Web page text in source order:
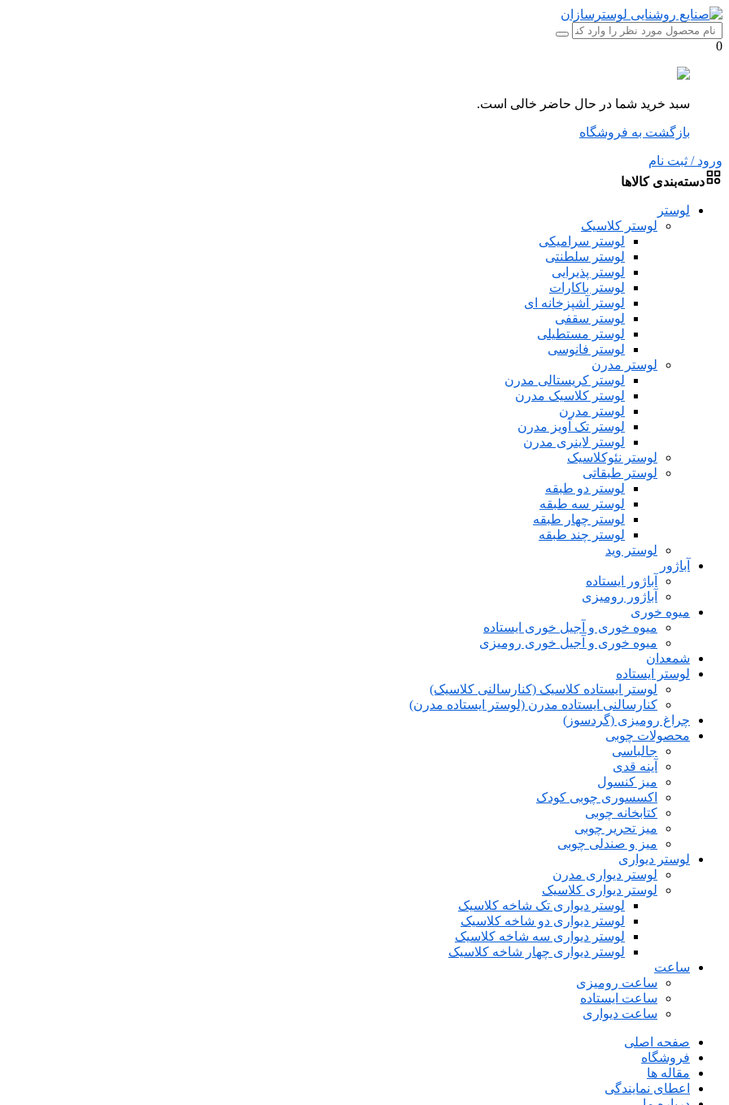
0
سبد خرید شما در حال حاضر خالی است.
بازگشت به فروشگاه
ورود / ثبت نام
دسته‌بندی کالاها
لوستر
لوستر کلاسیک
لوستر سرامیکی
لوستر سلطنتی
لوستر پذیرایی
لوستر باکارات
لوستر آشپزخانه ای
لوستر سقفی
لوستر مستطیلی
لوستر فانوسی
لوستر مدرن
لوستر کریستالی مدرن
لوستر کلاسیک مدرن
لوستر مدرن
لوستر تک آویز مدرن
لوستر لاینری مدرن
لوستر نئوکلاسیک
لوستر طبقاتی
لوستر دو طبقه
لوستر سه طبقه
لوستر چهار طبقه
لوستر چند طبقه
لوستر وید
آباژور
آباژور ایستاده
آباژور رومیزی
میوه خوری
میوه خوری و آجیل خوری ایستاده
میوه خوری و آجیل خوری رومیزی
شمعدان
لوستر ایستاده
لوستر ایستاده کلاسیک (کنارسالنی کلاسیک)
کنارسالنی ایستاده مدرن (لوستر ایستاده مدرن)
چراغ رومیزی (گردسوز)
محصولات چوبی
جالباسی
آینه قدی
میز کنسول
اکسسوری چوبی کودک
کتابخانه چوبی
میز تحریر چوبی
میز و صندلی چوبی
لوستر دیواری
لوستر دیواری مدرن
لوستر دیواری کلاسیک
لوستر دیواری تک شاخه کلاسیک
لوستر دیواری دو شاخه کلاسیک
لوستر دیواری سه شاخه کلاسیک
لوستر دیواری چهار شاخه کلاسیک
ساعت
ساعت رومیزی
ساعت ایستاده
ساعت دیواری
صفحه اصلی
فروشگاه
مقاله ها
اعطای نمایندگی